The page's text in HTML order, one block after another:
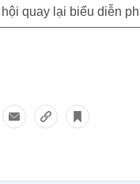
hội quay lại biểu diễn